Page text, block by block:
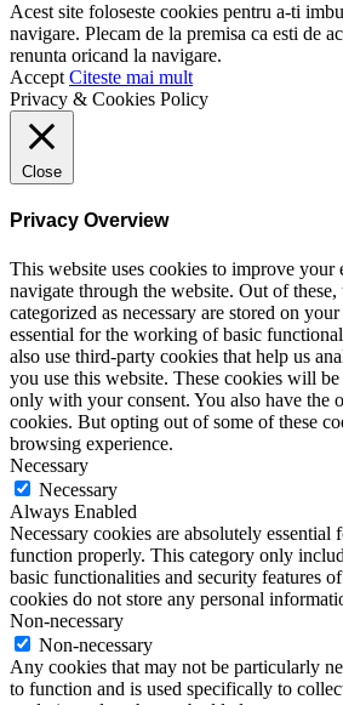
Acest site foloseste cookies pentru a-ti
navigare. Plecam de la premisa ca esti de
renunta oricand la navigare.
Accept Citeste mai mult
Privacy & Cookies Policy
Close
Privacy Overview
This website uses cookies to improve your
navigate through the website. Out of these,
categorized as necessary are stored on
essential for the working of basic
also use third-party cookies that help us
you use this website. These cookies will
only with your consent. You also have the
cookies. But opting out of some of these
browsing experience.
Necessary
Necessary
Always Enabled
Necessary cookies are absolutely essential
function properly. This category only
basic functionalities and security features
cookies do not store any personal
Non-necessary
Non-necessary
Any cookies that may not be particularly
to function and is used specifically to